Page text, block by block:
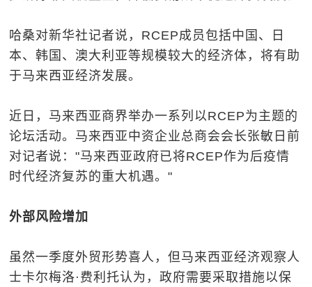
哈桑对新华社记者说，RCEP成员包括中国、日
本、韩国、澳大利亚等规模较大的经济体，将有助
于马来西亚经济发展。
近日，马来西亚商界举办一系列以RCEP为主题的
论坛活动。马来西亚中资企业总商会会长张敏日前
对记者说："马来西亚政府已将RCEP作为后疫情
时代经济复苏的重大机遇。"
外部风险增加
虽然一季度外贸形势喜人，但马来西亚经济观察人
士卡尔梅洛·费利托认为，政府需要采取措施以保